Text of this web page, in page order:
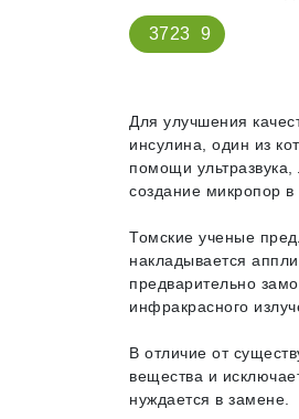
3723 9
Для улучшения
инсулина, один из
помощи ультразвука,
создание микропор
Томские ученые
накладывается
предварительно
инфракрасного
В отличие от
вещества и
нуждается в замене.